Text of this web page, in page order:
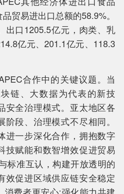
通项目是什么？
贸易进出口总额的58.9%。
出口1205.5亿元，肉类、乳
亿元、201.1亿元、118.3
合作中的关键议题。当
链、大数据为代表的新技
安全治理模式。亚太地区各
段、治理模式不尽相同。
进一步深化合作，拥抱数字
技赋能和数智增效促进贸易
标准互认，构建开放透明的
效促进区域供应链安全稳定